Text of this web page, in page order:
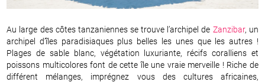
Au large des côtes tanzaniennes se trouve l’archipel de Zanzibar, un
archipel d’îles paradisiaques plus belles les unes que les autres !
Plages de sable blanc, végétation luxuriante, récifs coralliens et
poissons multicolores font de cette île une vraie merveille ! Riche de
différent mélanges, imprégnez vous des cultures africaines,